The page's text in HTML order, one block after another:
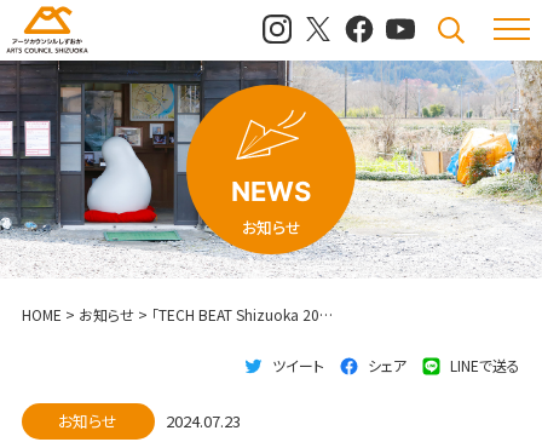
メニュ
検索
NEWS
お知らせ
HOME > お知らせ> 「TECH BEAT Shizuoka 2024」（7/25～27）に参加します！
ツイート シェア LINEで送る
お知らせ 2024.07.23